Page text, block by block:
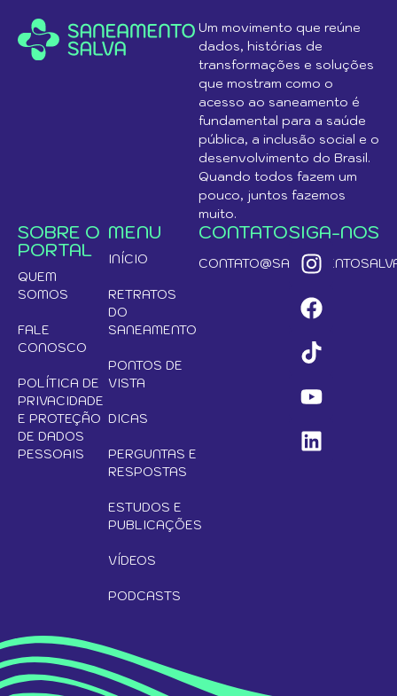
Um movimento que reúne
dados, histórias de
transformações e soluções
que mostram como o
acesso ao saneamento é
fundamental para a saúde
pública, a inclusão social e o
desenvolvimento do Brasil.
Quando todos fazem um
pouco, juntos fazemos
muito.
SOBRE O
PORTAL
QUEM
SOMOS
FALE
CONOSCO
POLÍTICA DE
PRIVACIDADE
E PROTEÇÃO
DE DADOS
PESSOAIS
MENU
INÍCIO
RETRATOS
DO
SANEAMENTO
PONTOS DE
VISTA
DICAS
PERGUNTAS E
RESPOSTAS
ESTUDOS E
PUBLICAÇÕES
VÍDEOS
PODCASTS
CONTATOSIGA-NOS